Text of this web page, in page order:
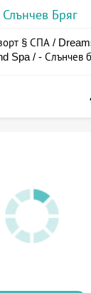
Слънчев Бряг
§ СПА /
Spa / - Слънчев